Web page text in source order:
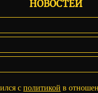
НОВОСТЕЙ
сполитикой в